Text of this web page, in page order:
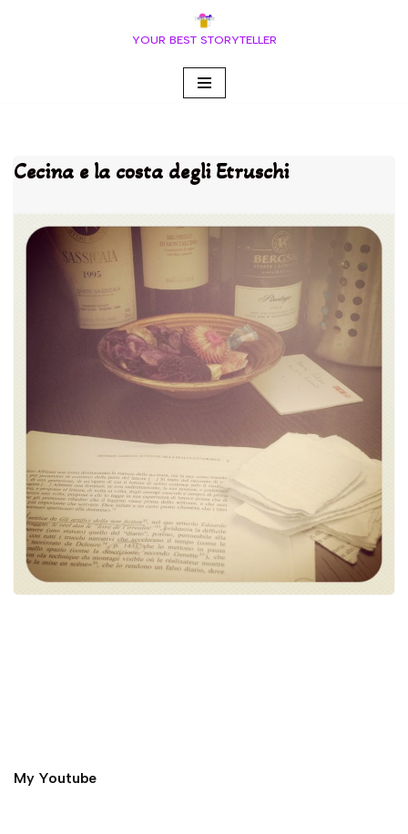
YOUR BEST STORYTELLER
Cecina e la costa degli Etruschi
My Youtube